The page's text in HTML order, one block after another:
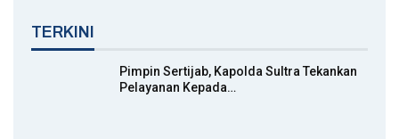
TERKINI
Pimpin Sertijab, Kapolda Sultra Tekankan
Pelayanan Kepada…